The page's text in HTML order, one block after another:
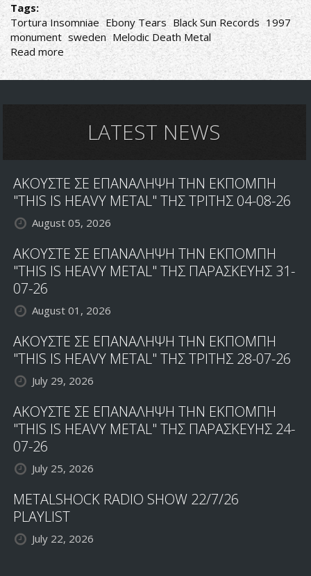
Tags:
Tortura Insomniae Ebony Tears Black Sun Records 1997
monument sweden Melodic Death Metal
Read moreabout
Ebony
Tears-
LATEST NEWS
ΑΚΟΥΣΤΕ ΣΕ ΕΠΑΝΑΛΗΨΗ ΤΗΝ ΕΚΠΟΜΠΗ
"THIS IS HEAVY METAL" ΤΗΣ ΤΡΙΤΗΣ 04-08-26
August 05, 2026
ΑΚΟΥΣΤΕ ΣΕ ΕΠΑΝΑΛΗΨΗ ΤΗΝ ΕΚΠΟΜΠΗ
"THIS IS HEAVY METAL" ΤΗΣ ΠΑΡΑΣΚΕΥΗΣ 31-
07-26
August 01, 2026
ΑΚΟΥΣΤΕ ΣΕ ΕΠΑΝΑΛΗΨΗ ΤΗΝ ΕΚΠΟΜΠΗ
"THIS IS HEAVY METAL" ΤΗΣ ΤΡΙΤΗΣ 28-07-26
July 29, 2026
ΑΚΟΥΣΤΕ ΣΕ ΕΠΑΝΑΛΗΨΗ ΤΗΝ ΕΚΠΟΜΠΗ
"THIS IS HEAVY METAL" ΤΗΣ ΠΑΡΑΣΚΕΥΗΣ 24-
07-26
July 25, 2026
METALSHOCK RADIO SHOW 22/7/26
PLAYLIST
July 22, 2026